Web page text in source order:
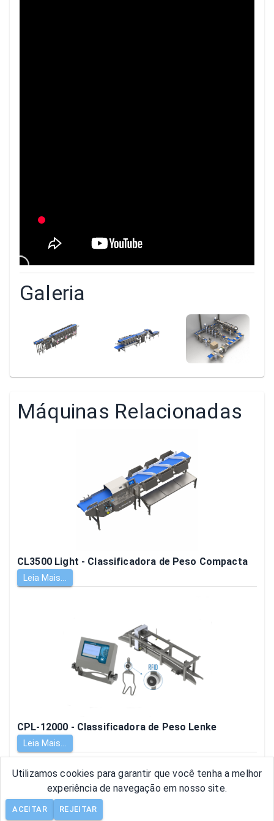
Galeria
Máquinas Relacionadas
CL3500 Light - Classificadora de Peso Compacta
Leia Mais...
CPL-12000 - Classificadora de Peso Lenke
Leia Mais...
Utilizamos cookies para garantir que você tenha a melhor
experiência de navegação em nosso site.
ACEITAR REJEITAR